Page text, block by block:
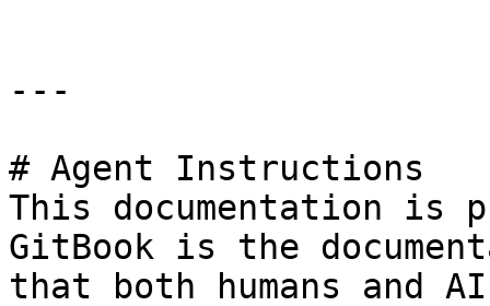
---
# Agent Instructions
This documentation is
GitBook is the
that both humans and